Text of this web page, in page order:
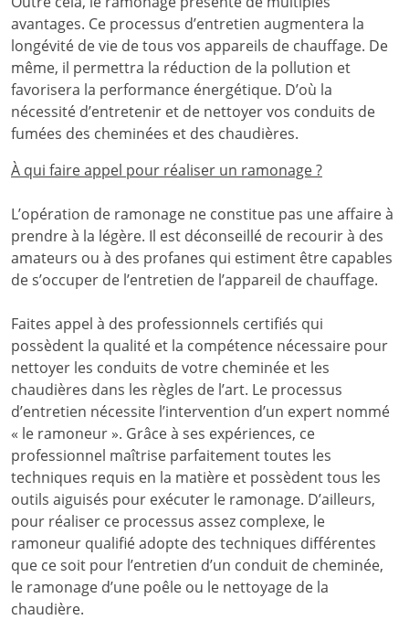
avantages. Ce processus d’entretien augmentera la
longévité de vie de tous vos appareils de chauffage. De
même, il permettra la réduction de la pollution et
favorisera la performance énergétique. D’où la
nécessité d’entretenir et de nettoyer vos conduits de
fumées des cheminées et des chaudières.
À qui faire appel pour réaliser un ramonage ?
L’opération de ramonage ne constitue pas une affaire à
prendre à la légère. Il est déconseillé de recourir à des
amateurs ou à des profanes qui estiment être capables
de s’occuper de l’entretien de l’appareil de chauffage.
Faites appel à des professionnels certifiés qui
possèdent la qualité et la compétence nécessaire pour
nettoyer les conduits de votre cheminée et les
chaudières dans les règles de l’art. Le processus
d’entretien nécessite l’intervention d’un expert nommé
« le ramoneur ». Grâce à ses expériences, ce
professionnel maîtrise parfaitement toutes les
techniques requis en la matière et possèdent tous les
outils aiguisés pour exécuter le ramonage. D’ailleurs,
pour réaliser ce processus assez complexe, le
ramoneur qualifié adopte des techniques différentes
que ce soit pour l’entretien d’un conduit de cheminée,
le ramonage d’une poêle ou le nettoyage de la
chaudière.